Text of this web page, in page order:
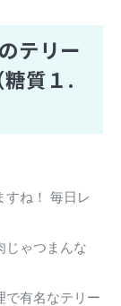
テリー
質１.
すね！ 毎日レ
じゃつまんな
で有名なテリー